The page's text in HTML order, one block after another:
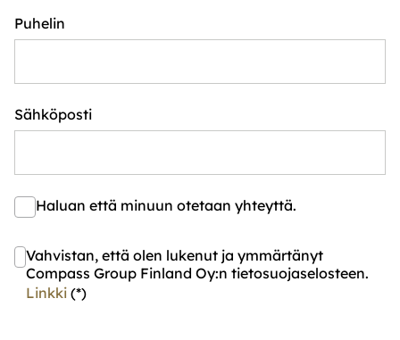
Puhelin
Sähköposti
Haluan että minuun otetaan yhteyttä.
Vahvistan, että olen lukenut ja ymmärtänyt
Compass Group Finland Oy:n tietosuojaselosteen.
Linkki (*)